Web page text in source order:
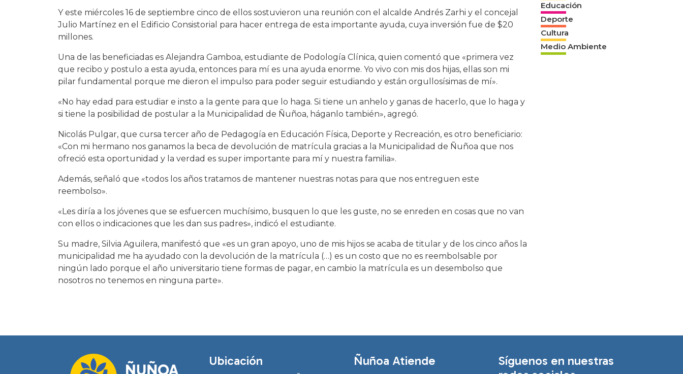
Y este miércoles 16 de septiembre cinco de ellos sostuvieron una reunión con el alcalde Andrés Zarhi y el concejal
Julio Martínez en el Edificio Consistorial para hacer entrega de esta importante ayuda, cuya inversión fue de $20
millones.
Una de las beneficiadas es Alejandra Gamboa, estudiante de Podología Clínica, quien comentó que «primera vez
que recibo y postulo a esta ayuda, entonces para mí es una ayuda enorme. Yo vivo con mis dos hijas, ellas son mi
pilar fundamental porque me dieron el impulso para poder seguir estudiando y están orgullosísimas de mí».
«No hay edad para estudiar e insto a la gente para que lo haga. Si tiene un anhelo y ganas de hacerlo, que lo haga y
si tiene la posibilidad de postular a la Municipalidad de Ñuñoa, háganlo también», agregó.
Nicolás Pulgar, que cursa tercer año de Pedagogía en Educación Física, Deporte y Recreación, es otro beneficiario:
«Con mi hermano nos ganamos la beca de devolución de matrícula gracias a la Municipalidad de Ñuñoa que nos
ofreció esta oportunidad y la verdad es super importante para mí y nuestra familia».
Además, señaló que «todos los años tratamos de mantener nuestras notas para que nos entreguen este
reembolso».
«Les diría a los jóvenes que se esfuercen muchísimo, busquen lo que les guste, no se enreden en cosas que no van
con ellos o indicaciones que les dan sus padres», indicó el estudiante.
Su madre, Silvia Aguilera, manifestó que «es un gran apoyo, uno de mis hijos se acaba de titular y de los cinco años la
municipalidad me ha ayudado con la devolución de la matrícula (…) es un costo que no es reembolsable por
ningún lado porque el año universitario tiene formas de pagar, en cambio la matrícula es un desembolso que
nosotros no tenemos en ninguna parte».
Educación
Deporte
Cultura
Medio Ambiente
Ubicación Ñuñoa Atiende
Síguenos en nuestras